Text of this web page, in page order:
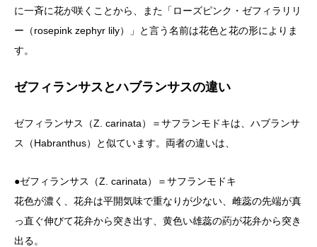
に一斉に花が咲くことから、また「ローズピンク・ゼフィラリリ
ー（rosepink zephyr lily）」と言う名前は花色と花の形によりま
す。
ゼフィランサスとハブランサスの違い
ゼフィランサス（Z. carinata）＝サフランモドキは、ハブランサ
ス（Habranthus）と似ています。両者の違いは、
●ゼフィランサス（Z. carinata）＝サフランモドキ
花色が濃く、花弁は平開気味で重なりが少ない、雌蕊の先端が真
っ直ぐ伸びて花弁から突き出す、黄色い雄蕊の葯が花弁から突き
出る。